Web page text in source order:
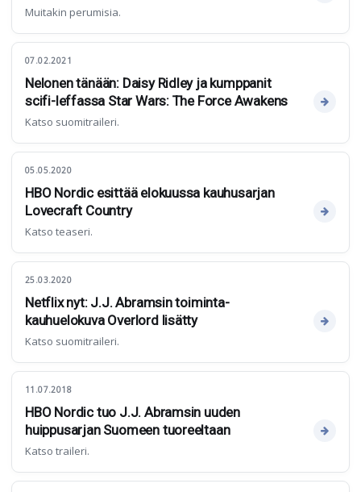
Muitakin perumisia.
07.02.2021
Nelonen tänään: Daisy Ridley ja kumppanit
scifi-leffassa Star Wars: The Force Awakens
Katso suomitraileri.
05.05.2020
HBO Nordic esittää elokuussa kauhusarjan
Lovecraft Country
Katso teaseri.
25.03.2020
Netflix nyt: J.J. Abramsin toiminta-
kauhuelokuva Overlord lisätty
Katso suomitraileri.
11.07.2018
HBO Nordic tuo J.J. Abramsin uuden
huippusarjan Suomeen tuoreeltaan
Katso traileri.